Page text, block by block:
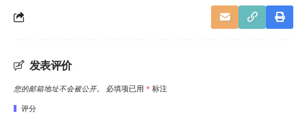
发表评价
您的邮箱地址不会被公开。 必填项已用 * 标注
评分